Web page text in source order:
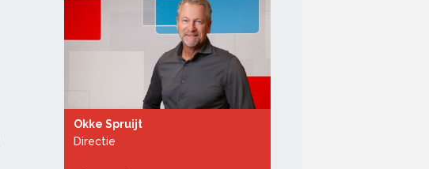
Okke Spruijt
Directie